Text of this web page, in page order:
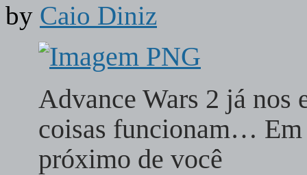
by Caio Diniz
Advance Wars 2 já nos
coisas funcionam…
próximo de você